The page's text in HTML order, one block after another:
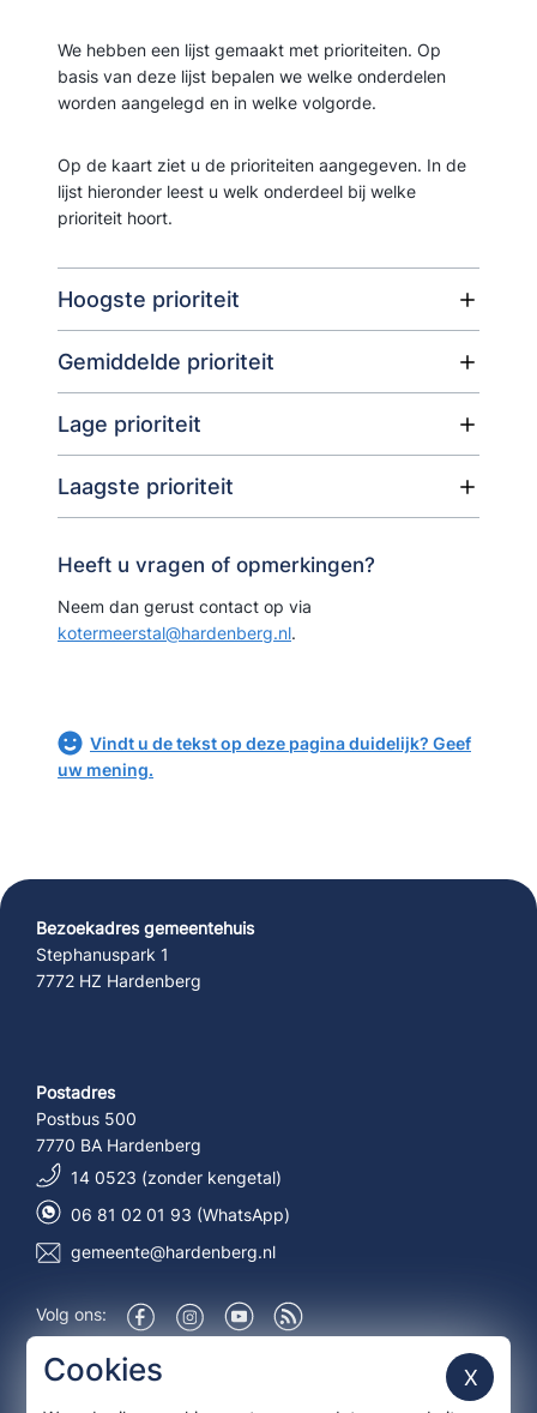
We hebben een lijst gemaakt met prioriteiten. Op
basis van deze lijst bepalen we welke onderdelen
worden aangelegd en in welke volgorde.
Op de kaart ziet u de prioriteiten aangegeven. In de
lijst hieronder leest u welk onderdeel bij welke
prioriteit hoort.
Hoogste prioriteit
Gemiddelde prioriteit
Lage prioriteit
Laagste prioriteit
Heeft u vragen of opmerkingen?
Neem dan gerust contact op via
kotermeerstal@hardenberg.nl.
Vindt u de tekst op deze pagina duidelijk? Geef
uw mening.
Bezoekadres gemeentehuis
Stephanuspark 1
7772 HZ Hardenberg
Postadres
Postbus 500
7770 BA Hardenberg
14 0523 (zonder kengetal)
06 81 02 01 93 (WhatsApp)
gemeente@hardenberg.nl
Volg ons:
X
Cookies